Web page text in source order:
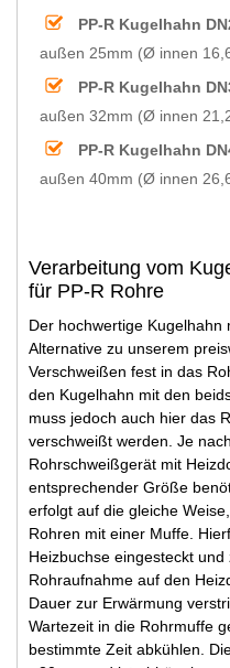
PP-R Kugelhahn
außen 25mm (Ø innen
PP-R Kugelhahn
außen 32mm (Ø innen
PP-R Kugelhahn
außen 40mm (Ø innen
Verarbeitung vom
für PP-R Rohre
Der hochwertige Kugelhahn
Alternative zu unserem
Verschweißen fest in das
den Kugelhahn mit den
muss jedoch auch hier das
verschweißt werden. Je
Rohrschweißgerät mit
entsprechender Größe
erfolgt auf die gleiche
Rohren mit einer Muffe.
Heizbuchse eingesteckt
Rohraufnahme auf den
Dauer zur Erwärmung
Wartezeit in die Rohrmuffe
bestimmte Zeit abkühlen.